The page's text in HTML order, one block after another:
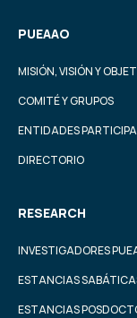
PUEAAO
MISIÓN, VISIÓN Y
COMITÉ Y GRUPOS
ENTIDADES
DIRECTORIO
RESEARCH
INVESTIGADORES
ESTANCIAS
ESTANCIAS